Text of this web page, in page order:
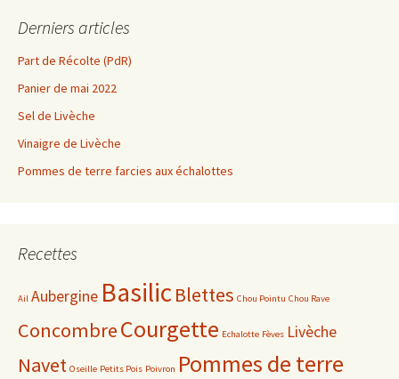
Derniers articles
Part de Récolte (PdR)
Panier de mai 2022
Sel de Livèche
Vinaigre de Livèche
Pommes de terre farcies aux échalottes
Recettes
Ail Aubergine Basilic Blettes Chou Pointu Chou Rave
ConcombreCourgette Echalotte Fèves Livèche
Navet Oseille Petits Pois Poivron Pommes de terre